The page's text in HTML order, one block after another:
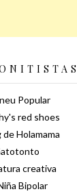
Popular
red shoes
de Holamama
creativa
Bipolar